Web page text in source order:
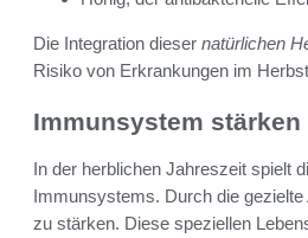
Die Integration dieser natürlichen
Risiko von Erkrankungen im
Immunsystem
In der herblichen Jahreszeit spielt
Immunsystems. Durch die
zu stärken. Diese speziellen